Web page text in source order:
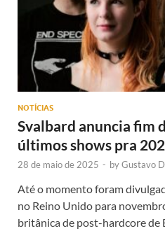
NOTÍCIAS
Svalbard anuncia fim
últimos shows pra
28 de maio de 2025 - byGustavo
Até o momento foram
no Reino Unido para
britânica de post-hardcore de